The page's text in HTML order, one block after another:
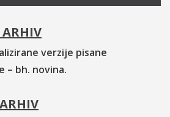
ARHIV
verzije pisane
– bh. novina.